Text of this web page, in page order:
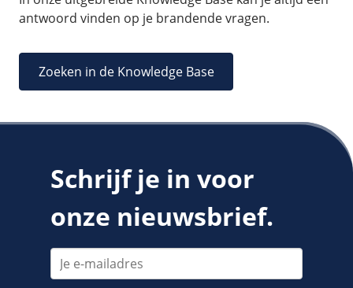
antwoord vinden op je brandende vragen.
Zoeken in de Knowledge Base
Schrijf je in voor
onze nieuwsbrief.